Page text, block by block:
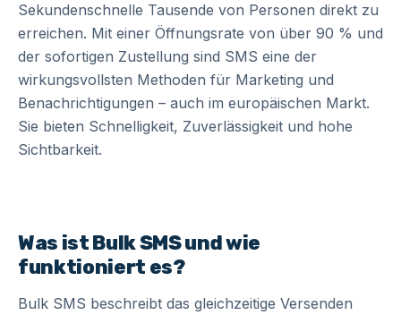
Sekundenschnelle Tausende von Personen direkt zu
erreichen. Mit einer Öffnungsrate von über 90 % und
der sofortigen Zustellung sind SMS eine der
wirkungsvollsten Methoden für Marketing und
Benachrichtigungen – auch im europäischen Markt.
Sie bieten Schnelligkeit, Zuverlässigkeit und hohe
Sichtbarkeit.
Was ist Bulk SMS und wie
funktioniert es?
Bulk SMS beschreibt das gleichzeitige Versenden